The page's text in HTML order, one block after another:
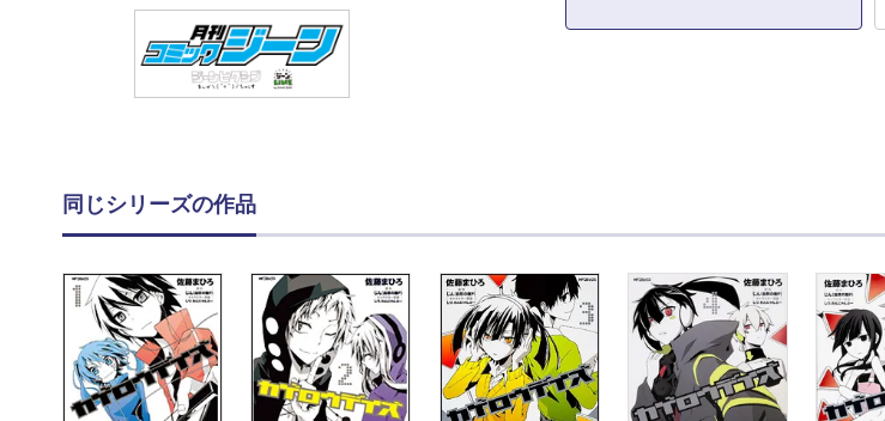
同じシリーズの作品